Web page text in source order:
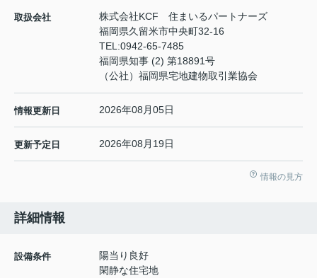
取扱会社
株式会社KCF 住まいるパートナーズ
福岡県久留米市中央町32-16
TEL:0942-65-7485
福岡県知事 (2) 第18891号
（公社）福岡県宅地建物取引業協会
情報更新日 2026年08月05日
更新予定日 2026年08月19日
情報の見方
詳細情報
設備条件
陽当り良好
閑静な住宅地